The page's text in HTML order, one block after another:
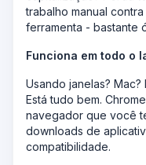
trabalho manual
ferramenta - bastante
Funciona em todo o
Usando janelas?
Está tudo bem.
navegador que você
downloads de
compatibilidade.